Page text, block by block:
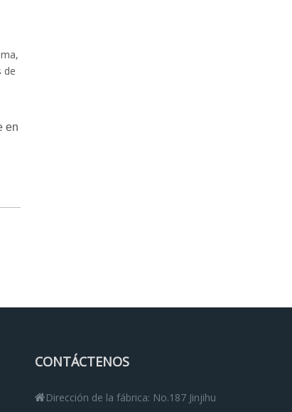
de
en
CONTÁCTENOS
Dirección de la fábrica: No.187 Jinjihu